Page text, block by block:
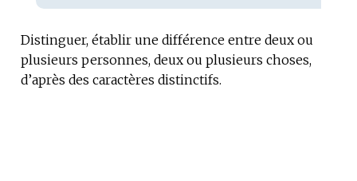
Distinguer, établir une différence entre deux ou
plusieurs personnes, deux ou plusieurs choses,
d’après des caractères distinctifs.